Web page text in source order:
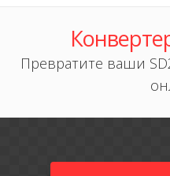
Превратите ваши